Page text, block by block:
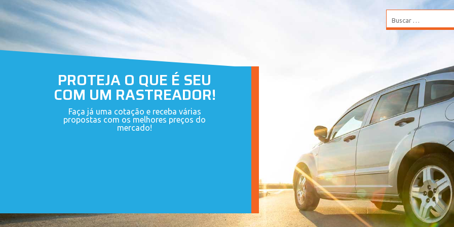
PROTEJA O QUE É SEU
COM UM RASTREADOR!
Faça já uma cotação e receba várias
propostas com os melhores preços do
mercado!